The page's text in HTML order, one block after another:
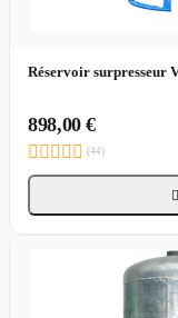
Réservoir surpresseur
898,00 €
     (44)